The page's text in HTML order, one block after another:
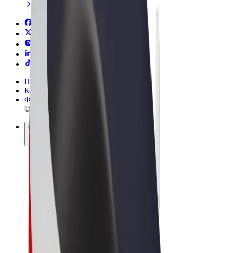
Правила та Умови
Конфіденційність
Файли ку́кі
© 2026 Bolt Technology OÜ
Сервіси
Поїздки
Електросамокати
Доставка продуктів Bolt Market
Доставка Bolt Food
Каршерінг Bolt Drive
Bolt for Business